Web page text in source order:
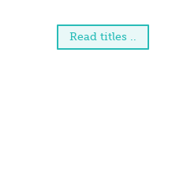
Read titles ..